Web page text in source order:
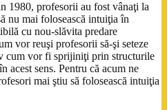
1980, profesorii au fost vânaţi la
nu mai folosească intuiţia în
cu nou-slăvita predare
vor reuşi profesorii să-şi seteze
cum vor fi sprijiniţi prin structurile
acest sens. Pentru că acum ne
mai ştiu să folosească intuiţia